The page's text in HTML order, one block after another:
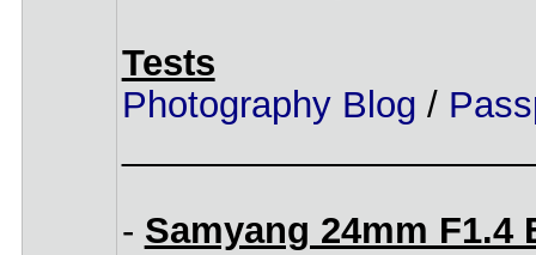
Tests
Photography Blog /
- Samyang 24mm F1.4